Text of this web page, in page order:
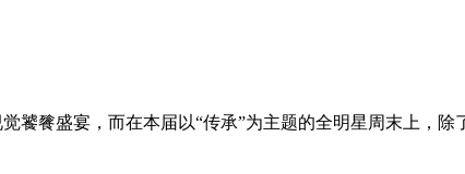
饕餮盛宴，而在本届以“传承”为主题的全明星周末上，除